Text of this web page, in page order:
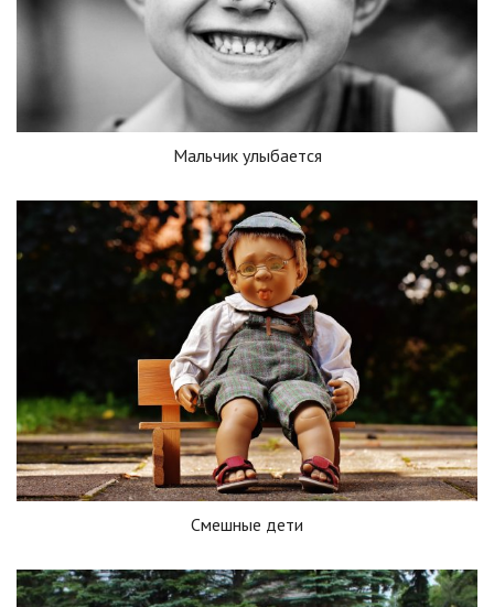
Мальчик улыбается
Смешные дети